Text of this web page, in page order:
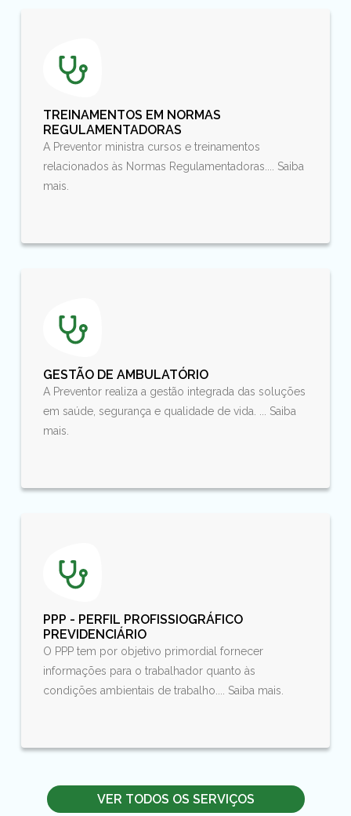
TREINAMENTOS EM NORMAS
REGULAMENTADORAS
A Preventor ministra cursos e treinamentos
relacionados às Normas Regulamentadoras.... Saiba
mais.
GESTÃO DE AMBULATÓRIO
A Preventor realiza a gestão integrada das soluções
em saúde, segurança e qualidade de vida. ... Saiba
mais.
PPP - PERFIL PROFISSIOGRÁFICO
PREVIDENCIÁRIO
O PPP tem por objetivo primordial fornecer
informações para o trabalhador quanto às
condições ambientais de trabalho.... Saiba mais.
VER TODOS OS SERVIÇOS